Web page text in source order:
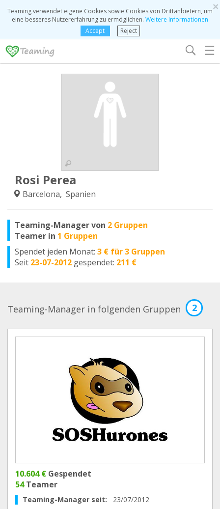
×
Teaming verwendet eigene Cookies sowie Cookies von Drittanbietern, um
eine besseres Nutzererfahrung zu ermöglichen. Weitere Informationen
Accept
Reject
☰
Rosi Perea
Barcelona, Spanien
Teaming-Manager von 2 Gruppen
Teamer in 1 Gruppen
Spendet jeden Monat: 3 € für 3 Gruppen
Seit 23-07-2012 gespendet: 211 €
Teaming-Manager in folgenden Gruppen 2
10.604 € Gespendet
54Teamer
Teaming-Manager seit: 23/07/2012